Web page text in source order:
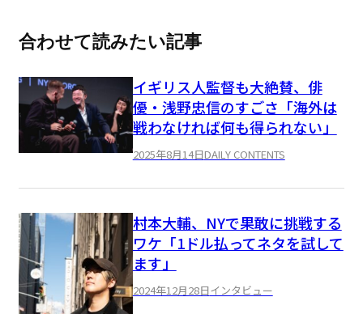
合わせて読みたい記事
イギリス人監督も大絶賛、俳
優・浅野忠信のすごさ「海外は
戦わなければ何も得られない」
2025年8月14日DAILY CONTENTS
村本大輔、NYで果敢に挑戦する
ワケ「1ドル払ってネタを試して
ます」
2024年12月28日インタビュー